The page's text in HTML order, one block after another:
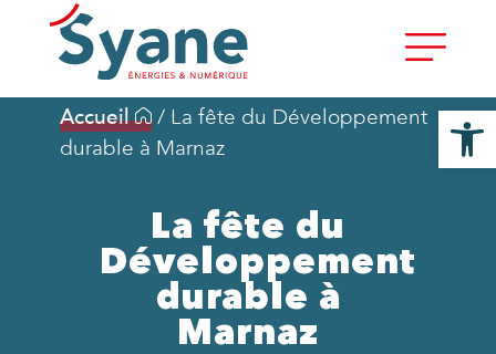
Accueil / La fête du Développement
durable à Marnaz
La fête du
Développement
durable à
Marnaz
Ouvrir